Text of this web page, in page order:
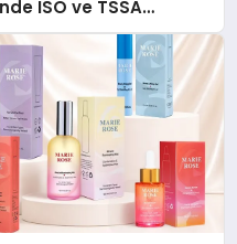
ISO ve TSSA